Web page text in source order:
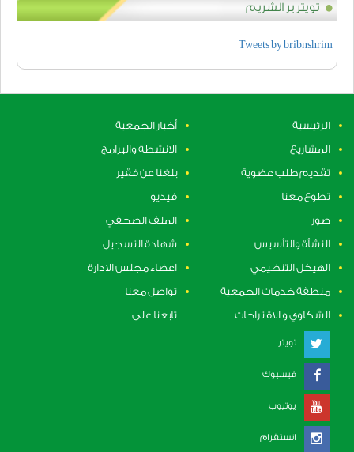
تويتر بر الشريم
Tweets by bribnshrim
الرئيسية
أخبار الجمعية
المشاريع
الانشطة والبرامج
تقديم طلب عضوية
بلغنا عن فقير
تطوع معنا
فيديو
صور
الملف الصحفي
النشأة والتأسيس
شهادة التسجيل
الهيكل التنظيمي
اعضاء مجلس الادارة
منطقة خدمات الجمعية
تواصل معنا
الشكاوي و الاقتراحات
تابعنا على
تويتر
فيسبوك
يوتيوب
انستقرام